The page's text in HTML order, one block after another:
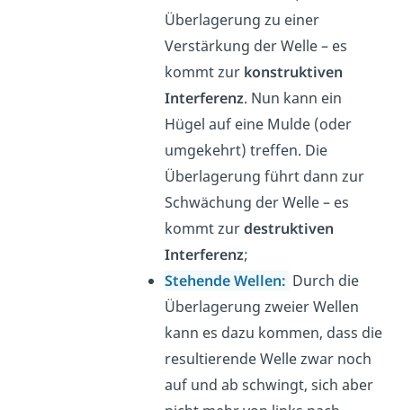
Überlagerung zu einer
Verstärkung der Welle – es
kommt zur konstruktiven
Interferenz. Nun kann ein
Hügel auf eine Mulde (oder
umgekehrt) treffen. Die
Überlagerung führt dann zur
Schwächung der Welle – es
kommt zurdestruktiven
Interferenz;
Stehende Wellen: Durch die
Überlagerung zweier Wellen
kann es dazu kommen, dass die
resultierende Welle zwar noch
auf und ab schwingt, sich aber